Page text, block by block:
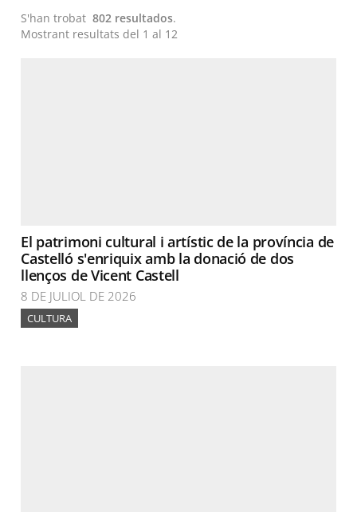
S'han trobat802 resultados.
Mostrant resultats del 1 al 12
El patrimoni cultural i artístic de la província de
Castelló s'enriquix amb la donació de dos
llenços de Vicent Castell
8 DE JULIOL DE 2026
CULTURA